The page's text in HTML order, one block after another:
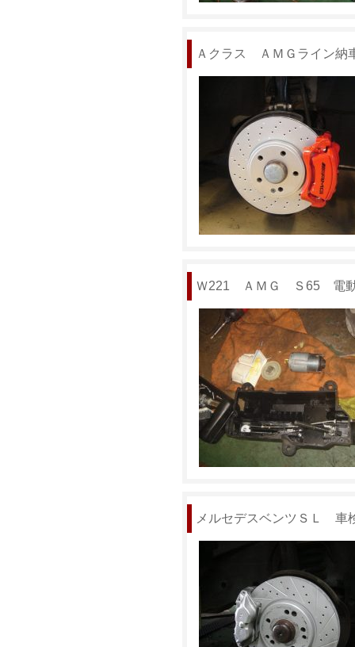
Ａクラス ＡＭＧライン
Ｗ221 ＡＭＧ Ｓ65 電動
メルセデスベンツＳＬ 車